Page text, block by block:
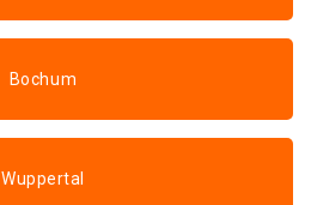
Bochum
Wuppertal